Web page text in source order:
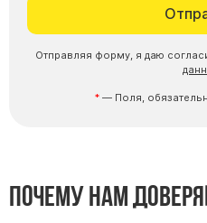
Буквы
Цоколь
Ограды
Ограды
Столы и
Отправляя форму, я даю
— Поля,
Почему нам